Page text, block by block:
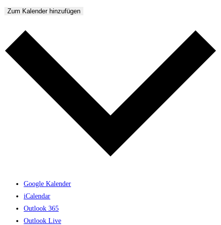
Zum Kalender hinzufügen
Google Kalender
iCalendar
Outlook 365
Outlook Live